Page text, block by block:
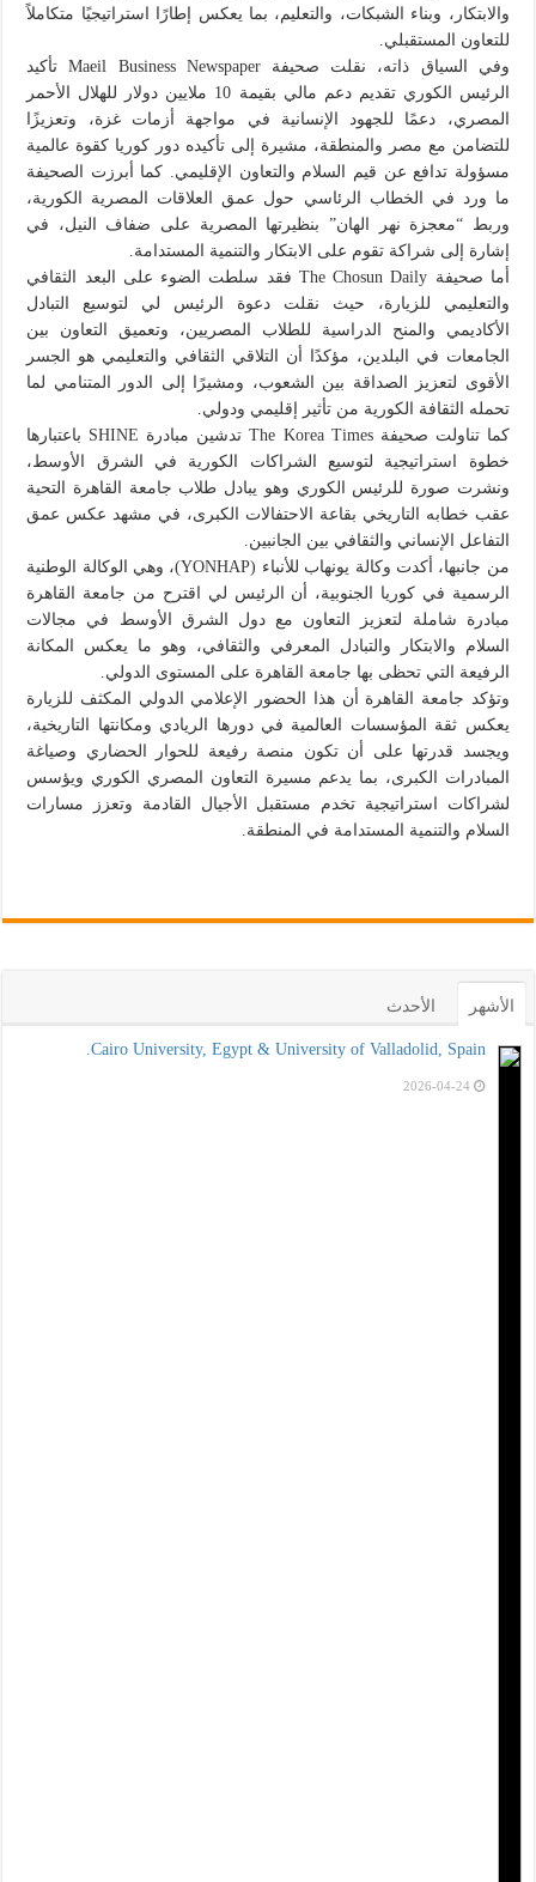
والابتكار، وبناء الشبكات، والتعليم، بما يعكس إطارًا استراتيجيًا متكاملاً
للتعاون المستقبلي.
وفي السياق ذاته، نقلت صحيفة Maeil Business Newspaper تأكيد
الرئيس الكوري تقديم دعم مالي بقيمة 10 ملايين دولار للهلال الأحمر
المصري، دعمًا للجهود الإنسانية في مواجهة أزمات غزة، وتعزيزًا
للتضامن مع مصر والمنطقة، مشيرة إلى تأكيده دور كوريا كقوة عالمية
مسؤولة تدافع عن قيم السلام والتعاون الإقليمي. كما أبرزت الصحيفة
ما ورد في الخطاب الرئاسي حول عمق العلاقات المصرية الكورية،
وربط “معجزة نهر الهان” بنظيرتها المصرية على ضفاف النيل، في
إشارة إلى شراكة تقوم على الابتكار والتنمية المستدامة.
أما صحيفة The Chosun Daily فقد سلطت الضوء على البعد الثقافي
والتعليمي للزيارة، حيث نقلت دعوة الرئيس لي لتوسيع التبادل
الأكاديمي والمنح الدراسية للطلاب المصريين، وتعميق التعاون بين
الجامعات في البلدين، مؤكدًا أن التلاقي الثقافي والتعليمي هو الجسر
الأقوى لتعزيز الصداقة بين الشعوب، ومشيرًا إلى الدور المتنامي لما
تحمله الثقافة الكورية من تأثير إقليمي ودولي.
كما تناولت صحيفة The Korea Times تدشين مبادرة SHINE باعتبارها
خطوة استراتيجية لتوسيع الشراكات الكورية في الشرق الأوسط،
ونشرت صورة للرئيس الكوري وهو يبادل طلاب جامعة القاهرة التحية
عقب خطابه التاريخي بقاعة الاحتفالات الكبرى، في مشهد عكس عمق
التفاعل الإنساني والثقافي بين الجانبين.
من جانبها، أكدت وكالة يونهاب للأنباء (YONHAP)، وهي الوكالة الوطنية
الرسمية في كوريا الجنوبية، أن الرئيس لي اقترح من جامعة القاهرة
مبادرة شاملة لتعزيز التعاون مع دول الشرق الأوسط في مجالات
السلام والابتكار والتبادل المعرفي والثقافي، وهو ما يعكس المكانة
الرفيعة التي تحظى بها جامعة القاهرة على المستوى الدولي.
وتؤكد جامعة القاهرة أن هذا الحضور الإعلامي الدولي المكثف للزيارة
يعكس ثقة المؤسسات العالمية في دورها الريادي ومكانتها التاريخية،
ويجسد قدرتها على أن تكون منصة رفيعة للحوار الحضاري وصياغة
المبادرات الكبرى، بما يدعم مسيرة التعاون المصري الكوري ويؤسس
لشراكات استراتيجية تخدم مستقبل الأجيال القادمة وتعزز مسارات
السلام والتنمية المستدامة في المنطقة.
الأشهر الأحدث
Cairo University, Egypt & University of Valladolid, Spain.
2026-04-24